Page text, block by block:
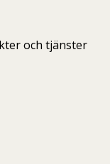
och tjänster